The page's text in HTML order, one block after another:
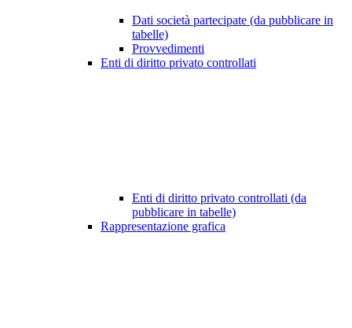
Dati società partecipate (da pubblicare in
tabelle)
Provvedimenti
Enti di diritto privato controllati
Enti di diritto privato controllati (da
pubblicare in tabelle)
Rappresentazione grafica